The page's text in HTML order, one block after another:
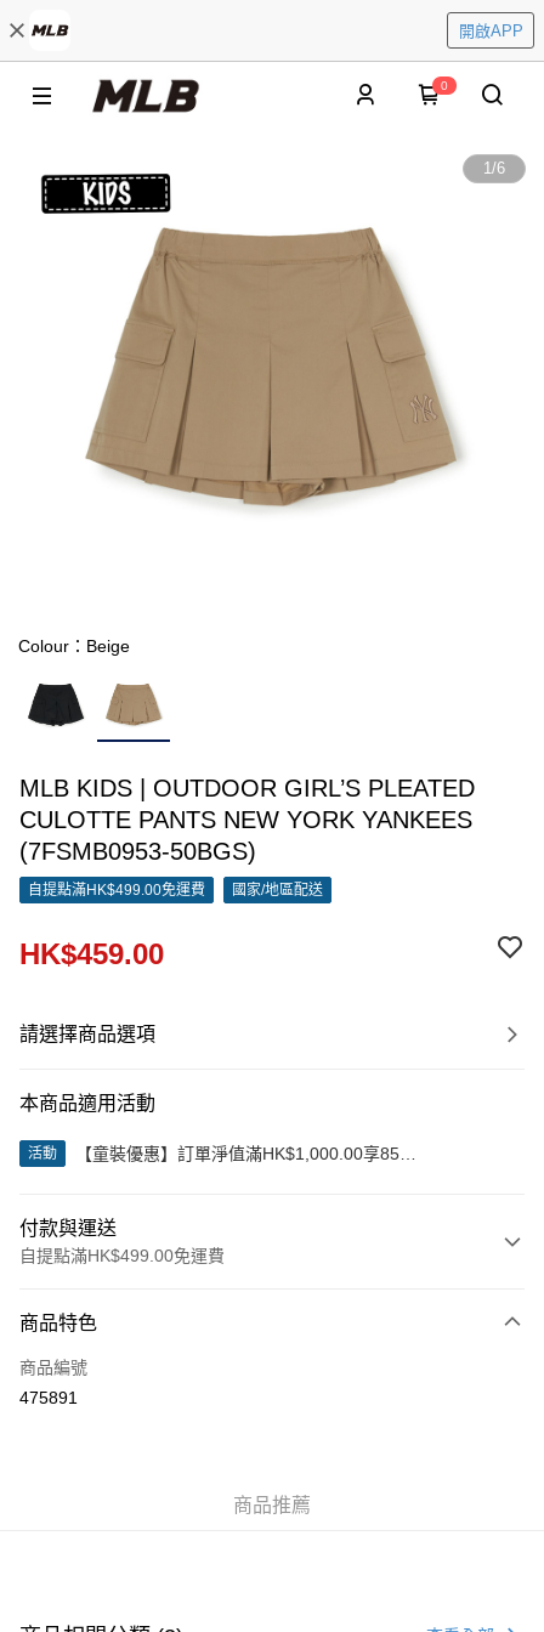
開啟APP
0
1/6
Colour：Beige
MLB KIDS | OUTDOOR GIRL’S PLEATED
CULOTTE PANTS NEW YORK YANKEES
(7FSMB0953-50BGS)
自提點滿HK$499.00免運費 國家/地區配送
HK$459.00
請選擇商品選項
本商品適用活動
活動
【童裝優惠】訂單淨值滿HK$1,000.00享85
付款與運送
自提點滿HK$499.00免運費
信用卡
Apple Pay
商品特色
商品編號
475891
商品推薦